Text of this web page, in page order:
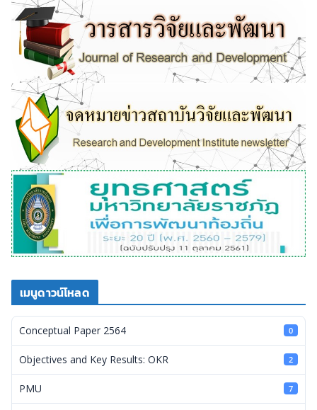
เมนูดาวน์โหลด
Conceptual Paper 2564 0
Objectives and Key Results: OKR 2
PMU 7